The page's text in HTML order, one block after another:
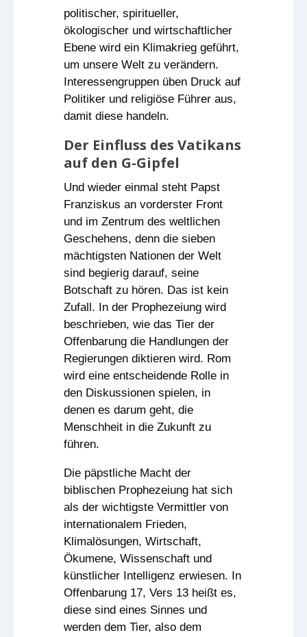
politischer, spiritueller,
ökologischer und wirtschaftlicher
Ebene wird ein Klimakrieg geführt,
um unsere Welt zu verändern.
Interessengruppen üben Druck auf
Politiker und religiöse Führer aus,
damit diese handeln.
Der Einfluss des Vatikans
auf den G-Gipfel
Und wieder einmal steht Papst
Franziskus an vorderster Front
und im Zentrum des weltlichen
Geschehens, denn die sieben
mächtigsten Nationen der Welt
sind begierig darauf, seine
Botschaft zu hören. Das ist kein
Zufall. In der Prophezeiung wird
beschrieben, wie das Tier der
Offenbarung die Handlungen der
Regierungen diktieren wird. Rom
wird eine entscheidende Rolle in
den Diskussionen spielen, in
denen es darum geht, die
Menschheit in die Zukunft zu
führen.
Die päpstliche Macht der
biblischen Prophezeiung hat sich
als der wichtigste Vermittler von
internationalem Frieden,
Klimalösungen, Wirtschaft,
Ökumene, Wissenschaft und
künstlicher Intelligenz erwiesen. In
Offenbarung 17, Vers 13 heißt es,
diese sind eines Sinnes und
werden dem Tier, also dem